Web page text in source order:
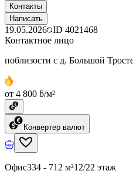
Контакты
Написать
19.05.2026 ID 4021468
Контактное лицо
поблизости с д. Большой
от 4 800 ƃ/м²
Конвертер валют
Офис334 - 712 м²12/22 этаж